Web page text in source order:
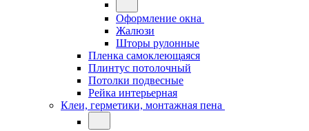
Оформление окна
Жалюзи
Шторы рулонные
Пленка самоклеющаяся
Плинтус потолочный
Потолки подвесные
Рейка интерьерная
Клеи, герметики, монтажная пена